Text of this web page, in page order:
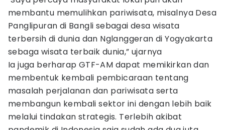
membantu memulihkan pariwisata, misalnya Desa
Panglipuran di Bangli sebagai desa wisata
terbersih di dunia dan Nglanggeran di Yogyakarta
sebaga wisata terbaik dunia,” ujarnya
Ia juga berharap GTF-AM dapat memikirkan dan
membentuk kembali pembicaraan tentang
masalah perjalanan dan pariwisata serta
membangun kembali sektor ini dengan lebih baik
melalui tindakan strategis. Terlebih akibat